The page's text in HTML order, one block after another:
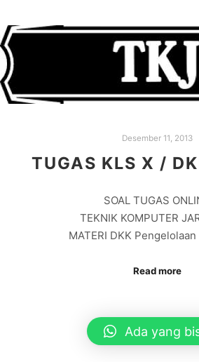
Desember 11, 2013
TUGAS KLS X /
SOAL TUGAS
TEKNIK KOMPUTER
MATERI DKK
Read more
Ada yang